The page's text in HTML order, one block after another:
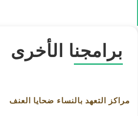
برامجنا الأخرى
مراكز التعهد بالنساء ضحايا العنف